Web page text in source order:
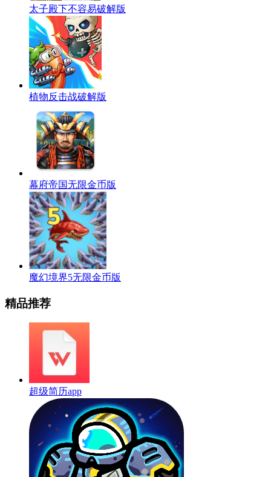
太子殿下不容易破解版
植物反击战破解版
幕府帝国无限金币版
魔幻境界5无限金币版
精品推荐
超级简历app